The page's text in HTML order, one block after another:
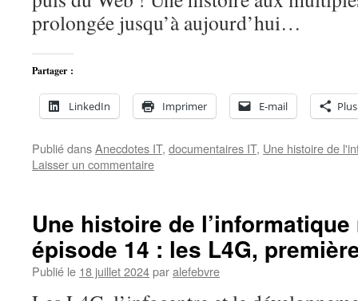
prolongée jusqu’à aujourd’hui…
Partager :
LinkedIn Imprimer E-mail Plus
Publié dansAnecdotes IT, documentaires IT, Une histoire de
Laisser un commentaire
Une histoire de
épisode 14 : les L4G,
Publié le 18 juillet 2024paralefebvre